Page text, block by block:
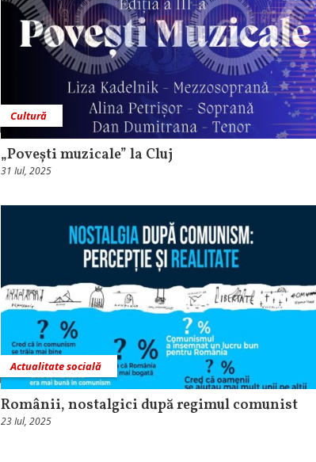
Cultură
„Povești muzicale” la Cluj
31 Iul, 2025
Actualitate socială
Românii, nostalgici după regimul comunist
23 Iul, 2025